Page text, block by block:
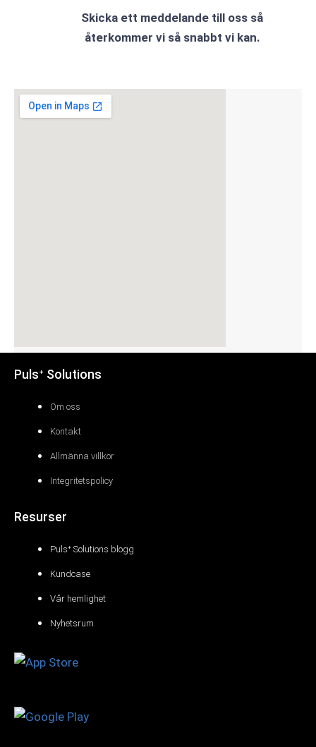
Skicka ett meddelande till oss så
återkommer vi så snabbt vi kan.
Pulsᐩ Solutions
Om oss
Kontakt
Allmänna villkor
Integritetspolicy
Resurser
Pulsᐩ Solutions blogg
Kundcase
Vår hemlighet
Nyhetsrum